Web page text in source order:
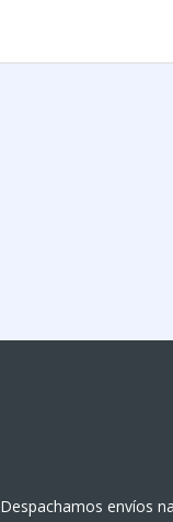
Despachamos envíos